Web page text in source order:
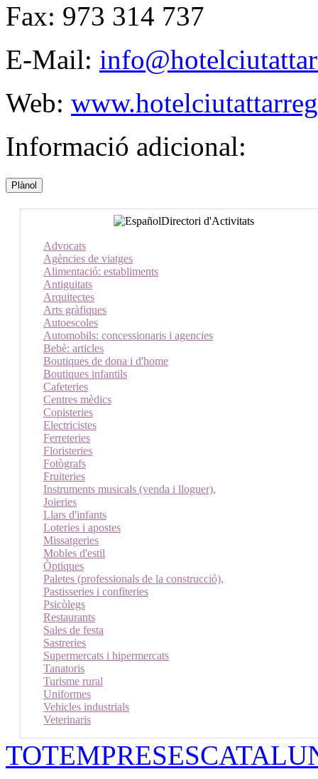
Fax: 973 314 737
E-Mail:
Web:
Informació adicional:
Plànol
Directori d'Activitats
Advocats
Agències de viatges
Alimentació: establiments
Antiguitats
Arquitectes
Arts gràfiques
Autoescoles
Automobils: concessionaris i agencies
Bebè: articles
Boutiques de dona i d'home
Boutiques infantils
Cafeteries
Centres mèdics
Copisteries
Electricistes
Ferreteries
Floristeries
Fotògrafs
Fruiteries
Instruments musicals (venda i lloguer),
Joieries
Llars d'infants
Loteries i apostes
Missatgeries
Mobles d'estil
Òptiques
Paletes (professionals de la construcció),
Pastisseries i confiteries
Psicòlegs
Restaurants
Sales de festa
Sastreries
Supermercats i hipermercats
Tanatoris
Turisme rural
Uniformes
Vehicles industrials
Veterinaris